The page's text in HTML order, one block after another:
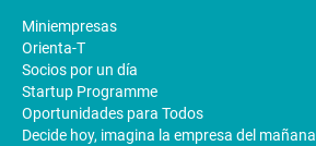
Miniempresas
Orienta-T
Socios por un día
Startup Programme
Oportunidades para Todos
Decide hoy, imagina la empresa del mañana